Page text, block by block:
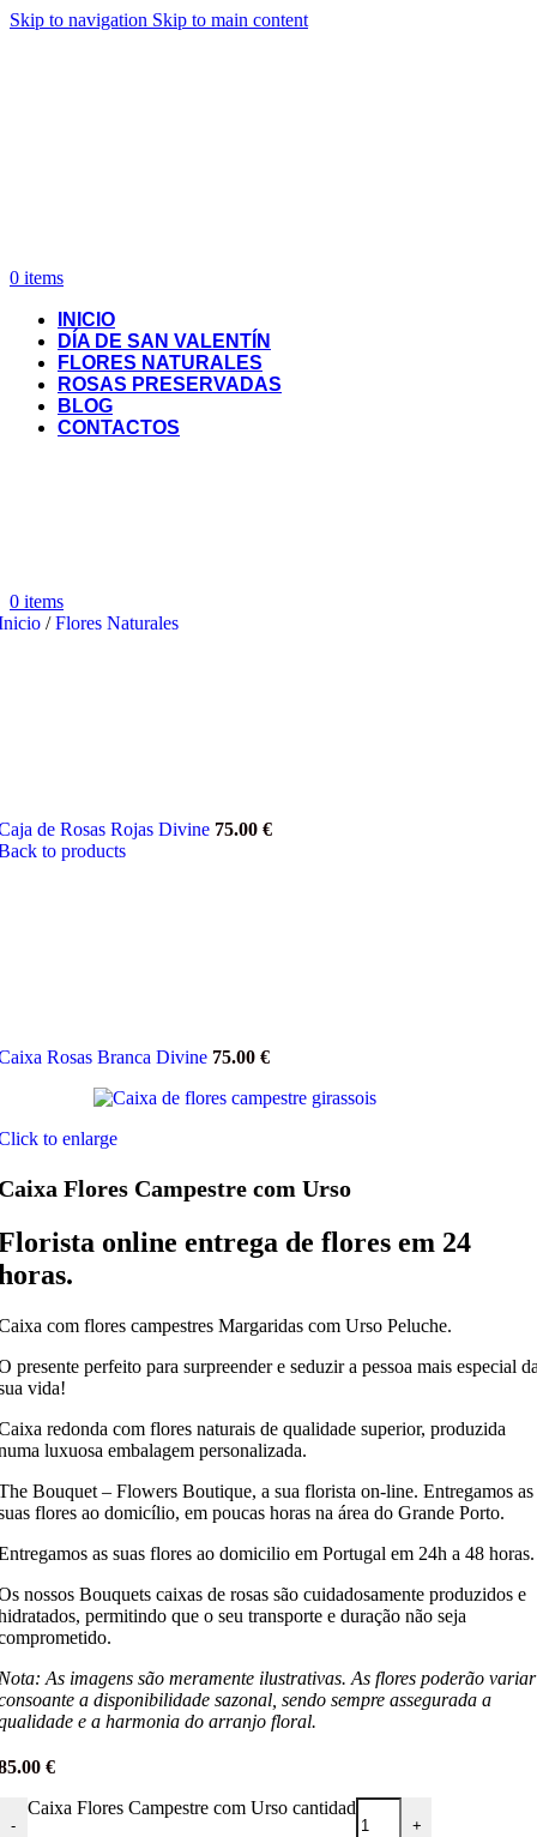
Skip to navigation Skip to main content
0 items
INICIO
DÍA DE SAN VALENTÍN
FLORES NATURALES
ROSAS PRESERVADAS
BLOG
CONTACTOS
0 items
/ Flores Naturales
de Rosas Rojas Divine 75.00 €
to products
Rosas Branca Divine 75.00 €
to enlarge
Flores Campestre com Urso
online entrega de flores em 24
com flores campestres Margaridas com Urso Peluche.
presente perfeito para surpreender e seduzir a pessoa mais especial
vida!
redonda com flores naturais de qualidade superior, produzida
luxuosa embalagem personalizada.
Bouquet – Flowers Boutique, a sua florista on-line. Entregamos as
flores ao domicílio, em poucas horas na área do Grande Porto.
as suas flores ao domicilio em Portugal em 24h a 48 horas.
nossos Bouquets caixas de rosas são cuidadosamente produzidos e
permitindo que o seu transporte e duração não seja
As imagens são meramente ilustrativas. As flores poderão variar
a disponibilidade sazonal, sendo sempre assegurada a
e a harmonia do arranjo floral.
€
-
Caixa Flores Campestre com Urso cantidad
+